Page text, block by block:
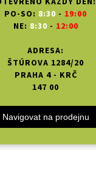
PO-SO: 8:30 - 19:00
NE: 8:30 - 12:00
ADRESA:
ŠTÚROVA 1284/20
PRAHA 4 - KRČ
147 00
Navigovat na prodejnu